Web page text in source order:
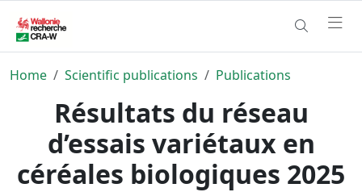
Home Scientific publications Publications
Résultats du réseau
d’essais variétaux en
céréales biologiques 2025